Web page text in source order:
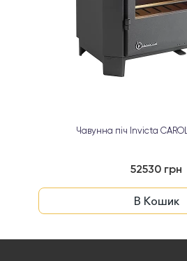
Чавунна піч Invicta
52530 грн
В Кошик